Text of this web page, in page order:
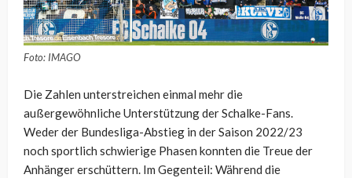
Foto: IMAGO
Die Zahlen unterstreichen einmal mehr die
außergewöhnliche Unterstützung der Schalke-Fans.
Weder der Bundesliga-Abstieg in der Saison 2022/23
noch sportlich schwierige Phasen konnten die Treue der
Anhänger erschüttern. Im Gegenteil: Während die